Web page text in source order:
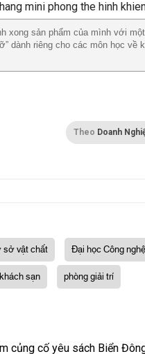
xong sản phẩm của mình với
dành riêng cho các môn học về
Theo Doanh
vật chất Đại học Công
sạn phòng giải trí